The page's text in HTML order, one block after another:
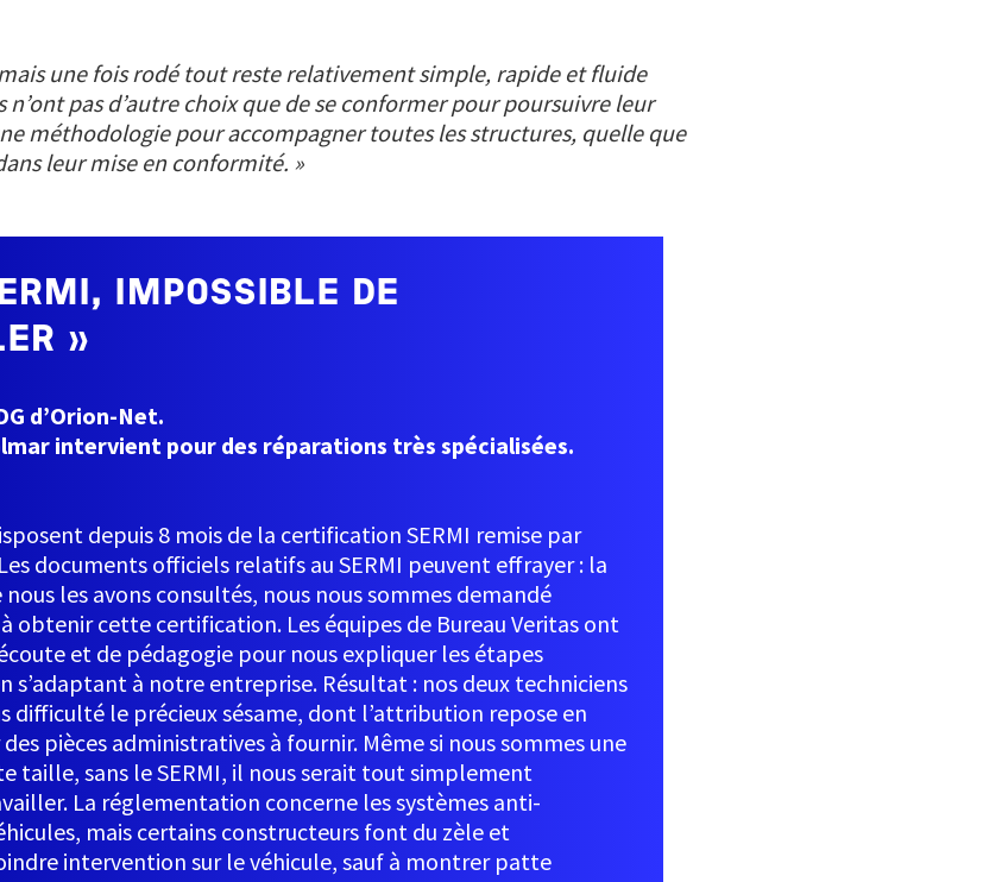
une fois rodé tout reste relativement simple, rapide et fluide
n’ont pas d’autre choix que de se conformer pour poursuivre leur
méthodologie pour accompagner toutes les structures, quelle que
leur mise en conformité. »
IMPOSSIBLE DE
»
d’Orion-Net.
intervient pour des réparations très spécialisées.
depuis 8 mois de la certification SERMI remise par
documents officiels relatifs au SERMI peuvent effrayer : la
les avons consultés, nous nous sommes demandé
obtenir cette certification. Les équipes de Bureau Veritas ont
et de pédagogie pour nous expliquer les étapes
s’adaptant à notre entreprise. Résultat : nos deux techniciens
difficulté le précieux sésame, dont l’attribution repose en
pièces administratives à fournir. Même si nous sommes une
taille, sans le SERMI, il nous serait tout simplement
La réglementation concerne les systèmes anti-
mais certains constructeurs font du zèle et
intervention sur le véhicule, sauf à montrer patte